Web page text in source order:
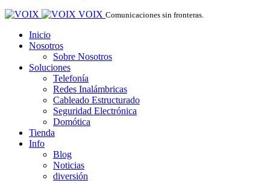
VOIX Comunicaciones sin fronteras.
Inicio
Nosotros
Sobre Nosotros
Soluciones
Telefonía
Redes Inalámbricas
Cableado Estructurado
Seguridad Electrónica
Domótica
Tienda
Info
Blog
Noticias
diversión